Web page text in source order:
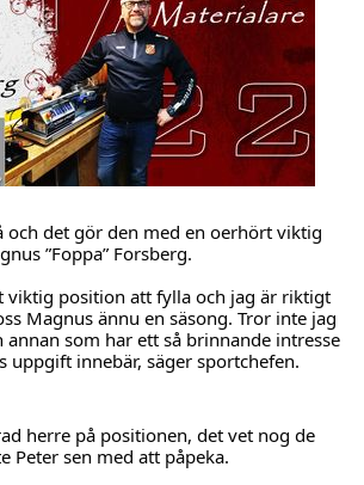
och det gör den med en oerhört viktig
”Foppa” Forsberg.
viktig position att fylla och jag är riktigt
Magnus ännu en säsong. Tror inte jag
som har ett så brinnande intresse
uppgift innebär, säger sportchefen.
herre på positionen, det vet nog de
Peter sen med att påpeka.